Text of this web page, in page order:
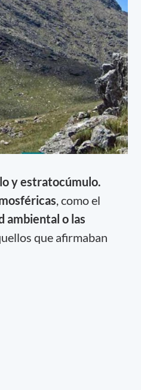
y estratocúmulo.
, como el
ambiental o las
que afirmaban